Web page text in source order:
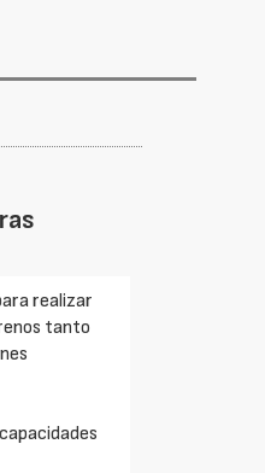
realizar
tanto